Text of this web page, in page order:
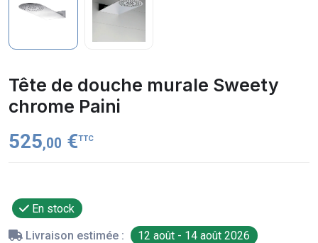
Tête de douche murale Sweety
chrome Paini
525,00 €TTC
En stock
Livraison estimée :
12 août - 14 août 2026